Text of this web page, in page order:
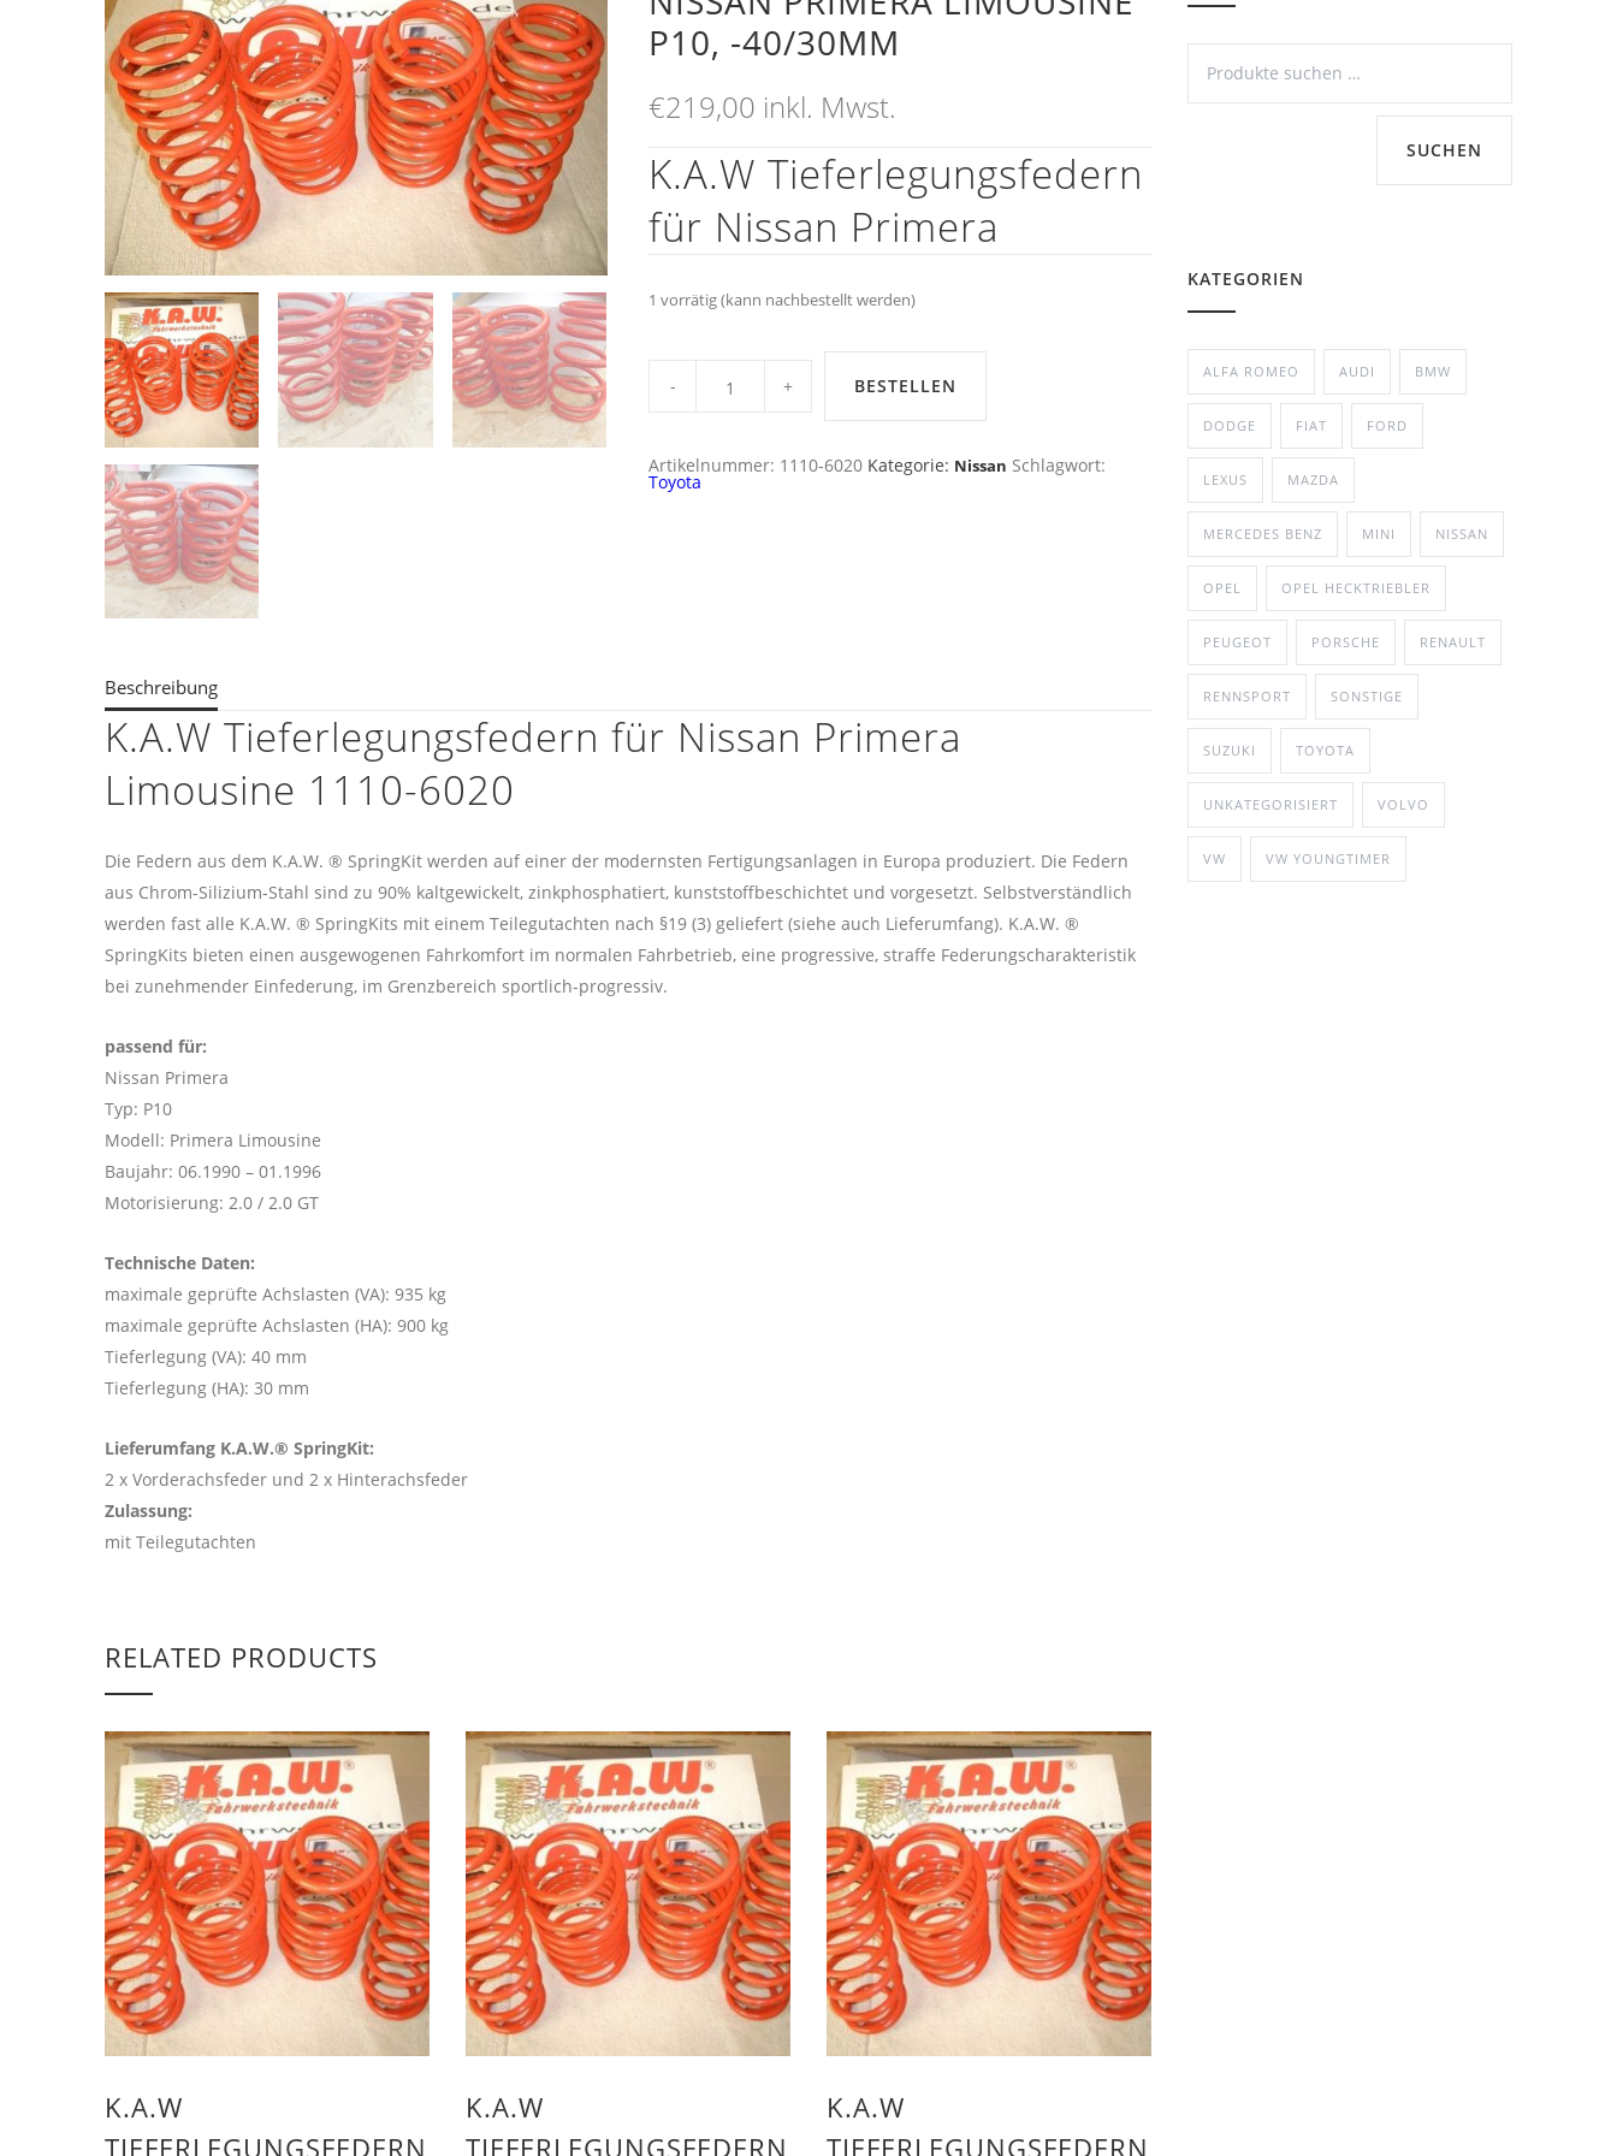
P10, -40/30MM
€219,00 inkl. Mwst.
K.A.W Tieferlegungsfedern
für Nissan Primera
1 vorrätig (kann nachbestellt werden)
Tieferlegungsfedern
P10,
-40/30mm
BESTELLEN
Artikelnummer: 1110-6020 Kategorie: Nissan Schlagwort:
Toyota
Beschreibung
K.A.W Tieferlegungsfedern für Nissan Primera
Limousine 1110-6020
Die Federn aus dem K.A.W. ® SpringKit werden auf einer der modernsten Fertigungsanlagen in Europa produziert. Die Federn
aus Chrom-Silizium-Stahl sind zu 90% kaltgewickelt, zinkphosphatiert, kunststoffbeschichtet und vorgesetzt. Selbstverständlich
werden fast alle K.A.W. ® SpringKits mit einem Teilegutachten nach §19 (3) geliefert (siehe auch Lieferumfang). K.A.W. ®
SpringKits bieten einen ausgewogenen Fahrkomfort im normalen Fahrbetrieb, eine progressive, straffe Federungscharakteristik
bei zunehmender Einfederung, im Grenzbereich sportlich-progressiv.
passend für:
Nissan Primera
Typ: P10
Modell: Primera Limousine
Baujahr: 06.1990 – 01.1996
Motorisierung: 2.0 / 2.0 GT
Technische Daten:
maximale geprüfte Achslasten (VA): 935 kg
maximale geprüfte Achslasten (HA): 900 kg
Tieferlegung (VA): 40 mm
Tieferlegung (HA): 30 mm
Lieferumfang K.A.W.® SpringKit:
2 x Vorderachsfeder und 2 x Hinterachsfeder
Zulassung:
mit Teilegutachten
RELATED PRODUCTS
K.A.W
TIEFERLEGUNGSFEDERN
K.A.W
TIEFERLEGUNGSFEDERN
K.A.W
TIEFERLEGUNGSFEDERN
SUCHEN
KATEGORIEN
ALFA ROMEO AUDI BMW
DODGE FIAT FORD
LEXUS MAZDA
MERCEDES BENZ MINI NISSAN
OPEL OPEL HECKTRIEBLER
PEUGEOT PORSCHE RENAULT
RENNSPORT SONSTIGE
SUZUKI TOYOTA
UNKATEGORISIERT VOLVO
VW VW YOUNGTIMER